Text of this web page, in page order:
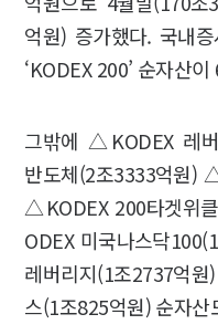
억원) 증가했다. 국내
‘KODEX 200’ 순자산
그밖에 △KODEX 레
반도체(2조3333억원)
△KODEX 200타겟위
ODEX 미국나스닥
레버리지(1조2737억
스(1조825억원) 순자